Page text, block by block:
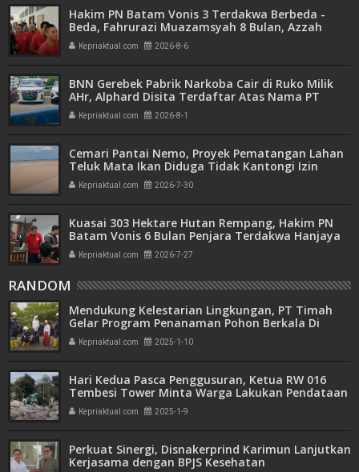
Hakim PN Batam Vonis 3 Terdakwa Berbeda -
Beda, Fahrurazi Muazamsyah 8 Bulan, Azzah
Azzurah dan Risma Divonis 2 Tahun 6 Bulan
Kepriaktual.com 2026-8-6
BNN Gerebek Pabrik Narkoba Cair di Ruko Milik
AHr, Alphard Disita Terdaftar Atas Nama PT
Mitra Usaha Properti
Kepriaktual.com 2026-8-1
Cemari Pantai Nemo, Proyek Pematangan Lahan
Teluk Mata Ikan Diduga Tidak Kantongi Izin
Amdal
Kepriaktual.com 2026-7-30
Kuasai 303 Hektare Hutan Rempang, Hakim PN
Batam Vonis 6 Bulan Penjara Terdakwa Hanjaya
Kepriaktual.com 2026-7-27
RANDOM
Mendukung Kelestarian Lingkungan, PT Timah
Gelar Program Penanaman Pohon Berkala Di
Lahan Keritis
Kepriaktual.com 2025-1-10
Hari Kedua Pasca Penggusuran, Ketua RW 016
Tembesi Tower Minta Warga Lakukan Pendataan
ke PT TPM
Kepriaktual.com 2025-1-9
Perkuat Sinergi, Disnakerprind Karimun Lanjutkan
Kerjasama dengan BPJS Kesehatan